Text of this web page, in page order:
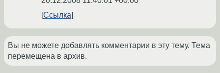
Ссылка
Вы не можете добавлять комментарии в эту тему. Тема
перемещена в архив.